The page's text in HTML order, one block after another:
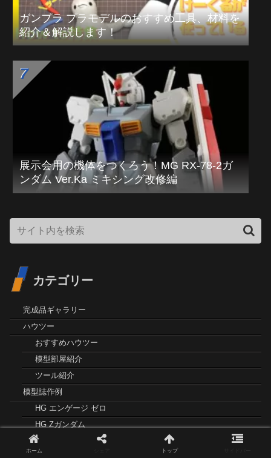
ガンプラ プラモデルのおすすめ工具、材料を
紹介＆解説します！
展示会用の機体をつくろう！MG RX-78-2ガ
ンダム Ver.Ka ミキシング改修編
カテゴリー
完成品ギャラリー
ハウツー
おすすめハウツー
模型部屋紹介
ツール紹介
模型誌作例
HG エンゲージ ゼロ
HG Zガンダム
HG ガンダムMk-Ⅱ
ホーム トップ